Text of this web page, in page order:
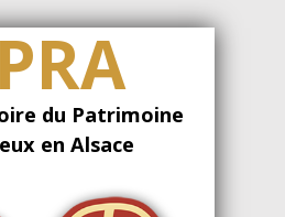
du Patrimoine
en Alsace